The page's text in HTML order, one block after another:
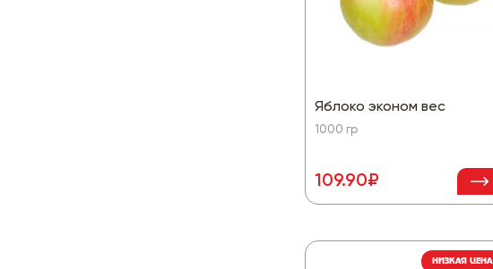
Яблоко эконом вес
1000 гр
109.90₽
НИЗКАЯ ЦЕНА